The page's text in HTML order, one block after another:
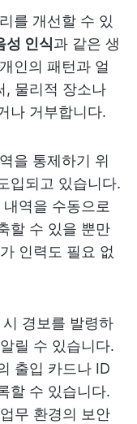
를 개선할 수 있
성 인식과 같은 생
인의 패턴과 얼
, 물리적 장소나
나 거부합니다.
을 통제하기 위
입되고 있습니다.
역을 수동으로
할 수 있을 뿐만
인력도 필요 없
경보를 발령하
릴 수 있습니다.
출입 카드나 ID
할 수 있습니다.
무 환경의 보안